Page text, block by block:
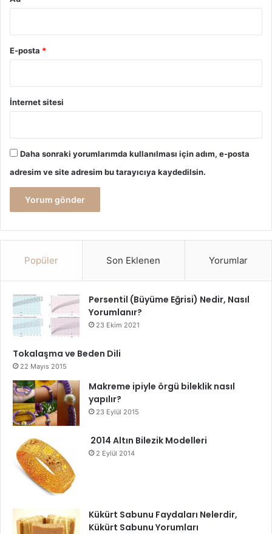
E-posta *
İnternet sitesi
Daha sonraki yorumlarımda kullanılması için adım, e-posta
adresim ve site adresim bu tarayıcıya kaydedilsin.
Popüler Son Eklenen Yorumlar
Persentil (Büyüme Eğrisi) Nedir, Nasıl
Yorumlanır?
23 Ekim 2021
Tokalaşma ve Beden Dili
22 Mayıs 2015
Makreme ipiyle örgü bileklik nasıl
yapılır?
23 Eylül 2015
2014 Altın Bilezik Modelleri
2 Eylül 2014
Kükürt Sabunu Faydaları Nelerdir,
Kükürt Sabunu Yorumları